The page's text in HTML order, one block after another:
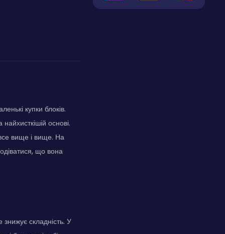
купки блоків.
основі.
вище і вище. На
що вона
знижує складність. У